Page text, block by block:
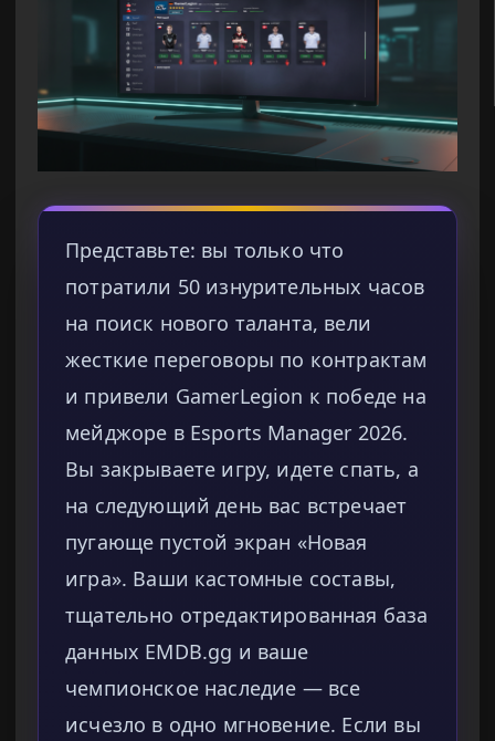
Представьте: вы только что
потратили 50 изнурительных часов
на поиск нового таланта, вели
жесткие переговоры по контрактам
и привели GamerLegion к победе на
мейджоре в Esports Manager 2026.
Вы закрываете игру, идете спать, а
на следующий день вас встречает
пугающе пустой экран «Новая
игра». Ваши кастомные составы,
тщательно отредактированная база
данных EMDB.gg и ваше
чемпионское наследие — все
исчезло в одно мгновение. Если вы